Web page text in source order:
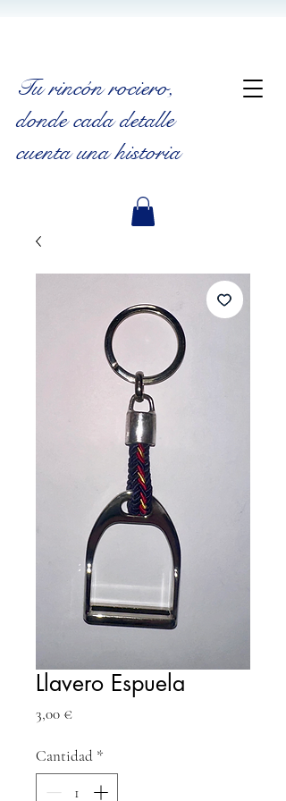
Tu rincón rociero,
donde cada detalle
cuenta una historia
Llavero Espuela
3,00 €Precio
Cantidad *